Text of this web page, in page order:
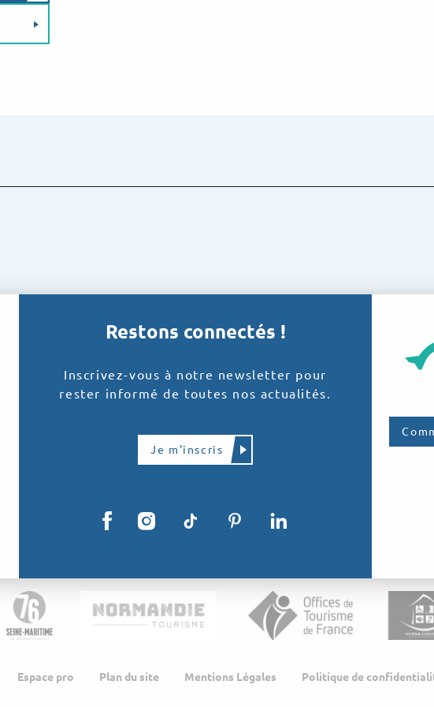
Restons connectés !
Inscrivez-vous à notre newsletter pour
rester informé de toutes nos actualités.
Je m'inscris
Espace pro Plan du site Mentions Légales Politique de